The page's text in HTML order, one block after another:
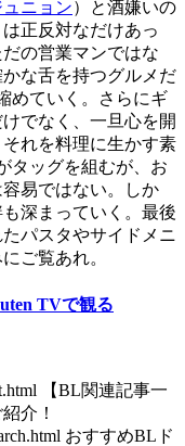
ニョン）と酒嫌いの
は正反対なだけあっ
の営業マンではな
な舌を持つグルメだ
めていく。さらにギ
でなく、一旦心を開
れを料理に生かす素
タッグを組むが、お
易ではない。しか
深まっていく。最後
パスタやサイドメニ
ご覧あれ。
TVで観る
【BL関連記事一
介！
おすすめBLド